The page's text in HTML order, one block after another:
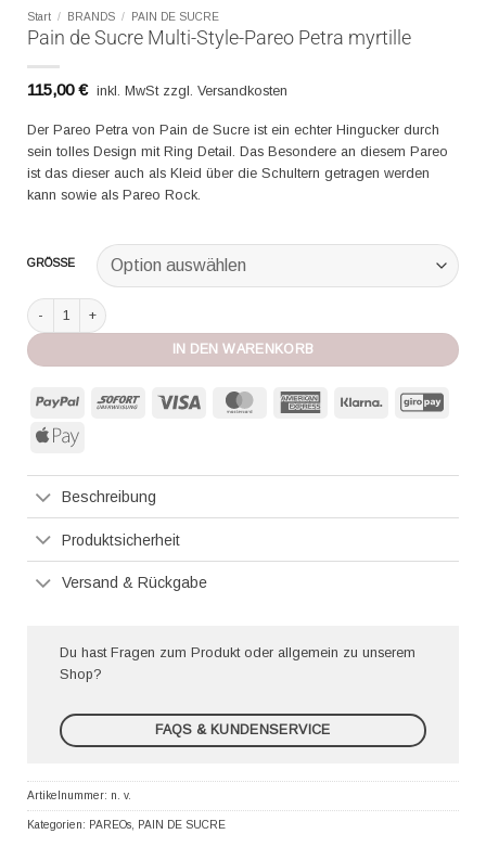
Start / BRANDS / PAIN DE SUCRE
Pain de Sucre Multi-Style-Pareo Petra myrtille
115,00€ inkl. MwSt zzgl. Versandkosten
Der Pareo Petra von Pain de Sucre ist ein echter Hingucker durch
sein tolles Design mit Ring Detail. Das Besondere an diesem Pareo
ist das dieser auch als Kleid über die Schultern getragen werden
kann sowie als Pareo Rock.
GRÖSSE
Pain de Sucre Multi-Style-Pareo Petra myrtille Menge
IN DEN WARENKORB
PayPal Sofort MasterCard American
Klarna
Apple
Beschreibung
Produktsicherheit
Versand & Rückgabe
Du hast Fragen zum Produkt oder allgemein zu unserem
Shop?
FAQS & KUNDENSERVICE
Artikelnummer: n. v.
Kategorien: PAREOs PAIN DE SUCRE